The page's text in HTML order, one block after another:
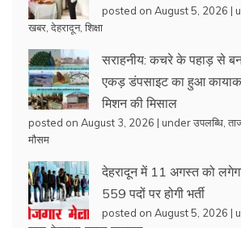
posted on August 5, 2026 |
खबर देहरादून, शिक्षा
सराहनीय: कचरे के पहाड़ से
एकड़ डंपसाइट का हुआ
मिशन की मिसाल
posted on August 3, 2026 | underउपलब्धि
मौसम
देहरादून में 11 अगस्त को लगेगा
559 पदों पर होगी भर्ती
posted on August 5, 2026 |